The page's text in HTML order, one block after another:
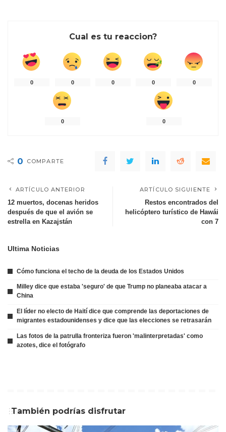
Cual es tu reaccion?
0 0 0 0 0
0 0
0 COMPARTE
ARTÍCULO ANTERIOR
12 muertos, docenas heridos
después de que el avión se
estrella en Kazajstán
ARTÍCULO SIGUIENTE
Restos encontrados del
helicóptero turístico de Hawái
con 7
Ultima Noticias
Cómo funciona el techo de la deuda de los Estados Unidos
Milley dice que estaba 'seguro' de que Trump no planeaba atacar a
China
El líder no electo de Haití dice que comprende las deportaciones de
migrantes estadounidenses y dice que las elecciones se retrasarán
Las fotos de la patrulla fronteriza fueron 'malinterpretadas' como
azotes, dice el fotógrafo
También podrías disfrutar